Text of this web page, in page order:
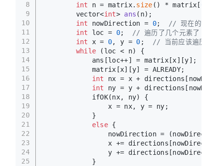
8
9
10
11
12
13
14
15
16
17
18
19
20
21
22
23
24
25
int n = matrix. size () * matrix[
vector<int> ans (n) ;
int nowDirection = 0;
// 现在的方向
int loc = 0;
// 遍历了几个元素了
int x = 0, y = 0 ;
// 当前应该遍历的
while (loc < n) {
            ans[loc++] = matrix[x][y];
            matrix[x][y] = ALREADY;
int
nx = x +
int
ny = y +
            ifOK(nx, ny) {
                x = nx, y = ny;
            }
else {
nowDirection =
x +=
y +=
            }